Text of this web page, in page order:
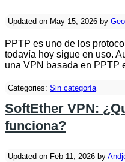
Updated on May 15, 2026 by
PPTP es uno de los
todavía hoy sigue en uso.
una VPN basada en
Categories: Sin categoría
SoftEther VPN:
funciona?
Updated on Feb 11, 2026 by